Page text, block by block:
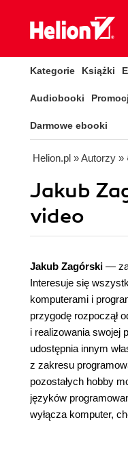
Kategorie Książki
Audiobooki
Darmowe ebooki
Helion.pl » Autorzy »
Jakub
video
Jakub Zagórski —
Interesuje się
komputerami i
przygodę rozpoczął
i realizowania swojej
udostępnia innym
z zakresu
pozostałych hobby
języków
wyłącza komputer,